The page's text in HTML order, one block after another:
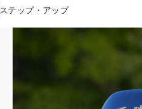
ステップ・アップ